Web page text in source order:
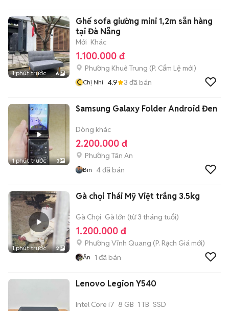
1 phút trước 6
Ghế sofa giường mini 1,2m sẵn hàng
tại Đà Nẵng
Mới Khác
1.100.000 đ
Phường Khuê Trung (P. Cẩm Lệ mới)
CChị Nhi 4.9 3 đã bán
1 phút trước 3
Samsung Galaxy Folder Android Đen
Dòng khác
2.200.000 đ
Phường Tân An
Bin 4đã bán
1 phút trước 2
Gà chọi Thái Mỹ Việt trắng 3.5kg
Gà Chọi Gà lớn (từ 3 tháng tuổi)
1.200.000 đ
Phường Vĩnh Quang (P. Rạch Giá mới)
Ân 1 đã bán
Lenovo Legion Y540
Intel Core i7 8 GB 1 TB SSD